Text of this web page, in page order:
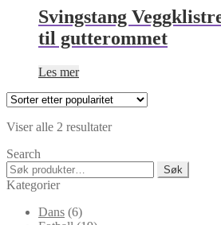
Svingstang
til gutterommet
Les mer
Viser alle 2 resultaterSortert
Search
Søk
etter:
Søk
Kategorier
Dans (6)